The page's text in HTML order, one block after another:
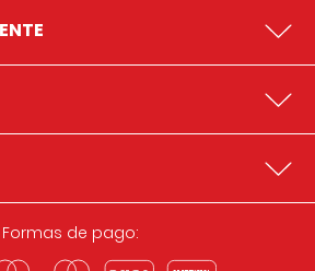
Formas de pago: